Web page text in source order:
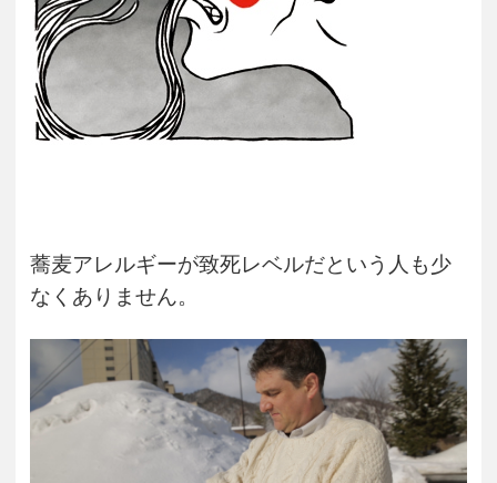
蕎麦アレルギーが致死レベルだという人も少
なくありません。